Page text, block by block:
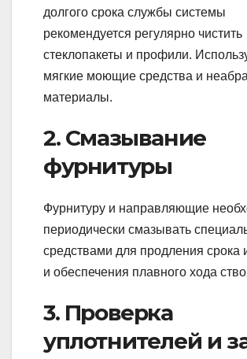
долгого срока службы системы
рекомендуется регулярно чистить
стеклопакеты и профили.
мягкие моющие средства и
материалы.
2. Смазывание
фурнитуры
Фурнитуру и направляющие
периодически смазывать
средствами для продления срока
и обеспечения плавного хода
3. Проверка
уплотнителей и